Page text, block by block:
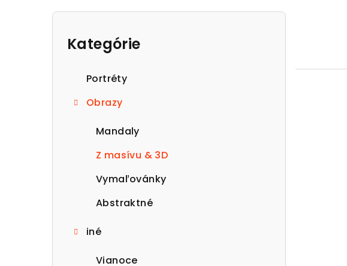
B
Preskočiť
kategórie
Kategórie
Portréty
Obrazy
Mandaly
Z masívu & 3D
Vymaľovánky
Abstraktné
iné
Vianoce